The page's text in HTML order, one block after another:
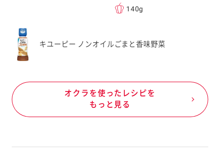
140g
キユーピー ノンオイルごまと香味野菜
オクラを使ったレシピを
もっと見る